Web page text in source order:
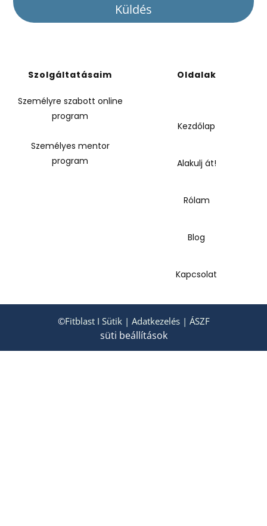
Szolgáltatásaim
Személyre szabott online
program
Személyes mentor
program
Oldalak
Kezdőlap
Alakulj át!
Rólam
Blog
Kapcsolat
Küldés
©Fitblast I Sütik | Adatkezelés | ÁSZF
süti beállítások